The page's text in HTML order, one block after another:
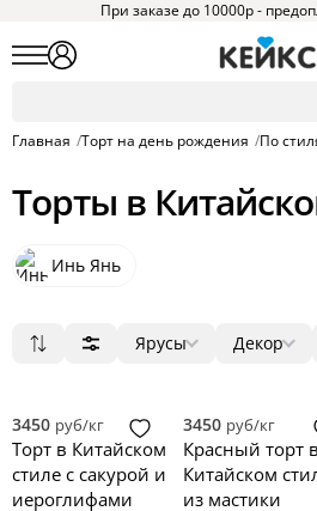
При заказе до 10000р -
Главная /Торт на день рождения /По
Торты в
Инь Янь
Сначала дорогие
Новинки
Ярусы
3
4
5
Декор
фигурки
надпись
топпер
без мастики
зеркальная
голый торт
велюр
3D
3450 руб/кг
Торт в Китайском
стиле с сакурой и
иероглифами
3450 руб/кг
Красный торт в
Китайском
из мастики